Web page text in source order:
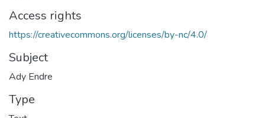
Access rights
https://creativecommons.org/licenses/by-nc/4.0/
Subject
Ady Endre
Type